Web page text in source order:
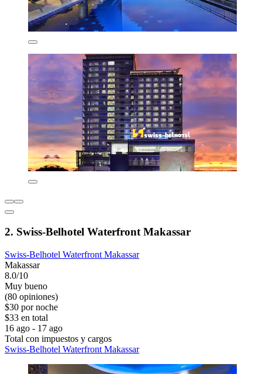
2. Swiss-Belhotel Waterfront Makassar
Swiss-Belhotel Waterfront Makassar
Makassar
8.0/10
Muy bueno
(80 opiniones)
$30 por noche
$33 en total
16 ago - 17 ago
Total con impuestos y cargos
Swiss-Belhotel Waterfront Makassar